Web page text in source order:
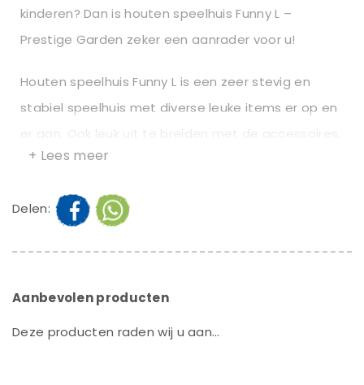
kinderen? Dan is houten speelhuis Funny L –
Prestige Garden zeker een aanrader voor u!
Houten speelhuis Funny L is een zeer stevig en
stabiel speelhuis met diverse leuke items er op en
er aan. Ook leuk uit te breiden met de accessoires.
voorzien van reliëf planken. Hier
past een glijbaan aan van 130cm;
een stabiele en veilige toegang
2 halve deurtjes met veilige
+ Lees meer
Delen:
Aanbevolen producten
Deze producten raden wij u aan…